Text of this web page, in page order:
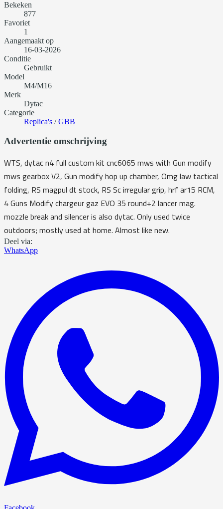
Bekeken
877
Favoriet
1
Aangemaakt op
16-03-2026
Conditie
Gebruikt
Model
M4/M16
Merk
Dytac
Categorie
Replica's /GBB
Advertentie omschrijving
WTS, dytac n4 full custom kit cnc6065 mws with Gun modify
mws gearbox V2, Gun modify hop up chamber, Omg law tactical
folding, RS magpul dt stock, RS Sc irregular grip, hrf ar15 RCM,
4 Guns Modify chargeur gaz EVO 35 round+2 lancer mag.
mozzle break and silencer is also dytac. Only used twice
outdoors; mostly used at home. Almost like new.
Deel via:
WhatsApp